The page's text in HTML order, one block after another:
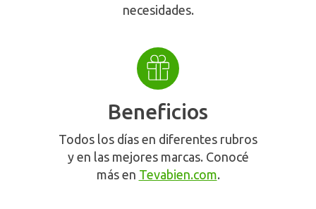
necesidades.
Beneficios
Todos los días en diferentes rubros
y en las mejores marcas. Conocé
más en Tevabien.com.